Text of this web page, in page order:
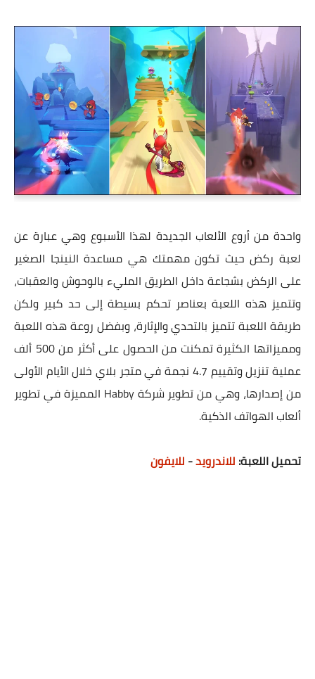
واحدة من أروع الألعاب الجديدة لهذا الأسبوع وهي عبارة عن
لعبة ركض حيث تكون مهمتك هي مساعدة النينجا الصغير
على الركض بشجاعة داخل الطريق المليء بالوحوش والعقبات،
وتتميز هذه اللعبة بعناصر تحكم بسيطة إلى حد كبير ولكن
طريقة اللعبة تتميز بالتحدي والإثارة، وبفضل روعة هذه اللعبة
ومميزاتها الكثيرة تمكنت من الحصول على أكثر من 500 ألف
عملية تنزيل وتقييم 4.7 نجمة في متجر بلاي خلال الأيام الأولى
من إصدارها، وهي من تطوير شركة Habby‏ المميزة في تطوير
ألعاب الهواتف الذكية.
تحميل اللعبة: للاندرويد- للايفون